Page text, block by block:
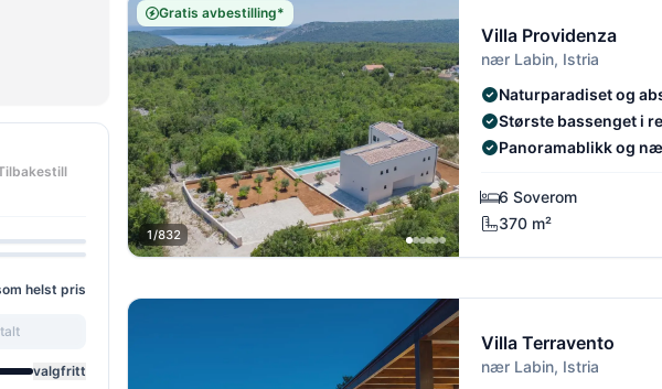
helst pris
valgfritt
Gratis avbestilling*
1/832
Villa Providenza
nær Labin, Istria
Naturparadiset og
Største bassenget i
Panoramablikk og
6 Soverom
370 m²
Villa Terravento
nær Labin, Istria